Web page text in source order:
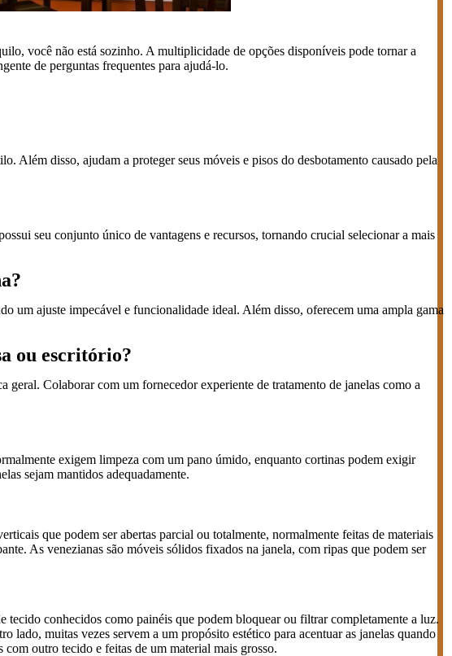
você não está sozinho. A multiplicidade de opções disponíveis pode tornar a
de perguntas frequentes para ajudá-lo.
Além disso, ajudam a proteger seus móveis e pisos do desbotamento causado pela
seu conjunto único de vantagens e recursos, tornando crucial selecionar a mais
um ajuste impecável e funcionalidade ideal. Além disso, oferecem uma ampla gama
ou escritório?
geral. Colaborar com um fornecedor experiente de tratamento de janelas como a
exigem limpeza com um pano úmido, enquanto cortinas podem exigir
sejam mantidos adequadamente.
que podem ser abertas parcial ou totalmente, normalmente feitas de materiais
As venezianas são móveis sólidos fixados na janela, com ripas que podem ser
tecido conhecidos como painéis que podem bloquear ou filtrar completamente a luz.
lado, muitas vezes servem a um propósito estético para acentuar as janelas quando
outro tecido e feitas de um material mais grosso.